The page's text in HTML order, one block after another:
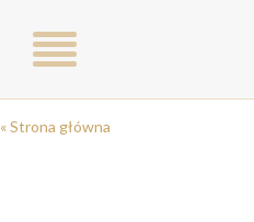
Toggle
navigation
« Strona główna